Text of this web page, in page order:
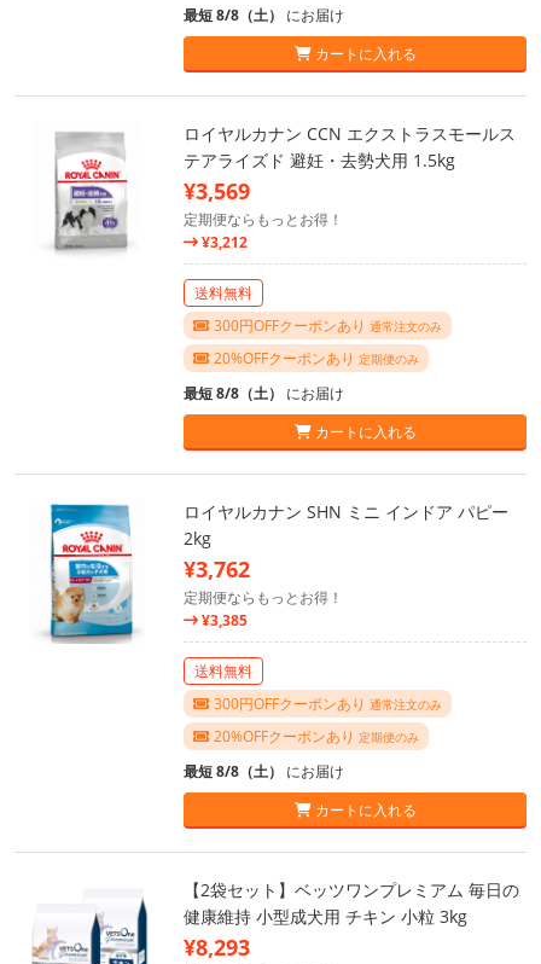
最短 8/8（土） にお届け
カートに入れる
ロイヤルカナン CCN エクストラスモールス
テアライズド 避妊・去勢犬用 1.5kg
¥3,569
定期便ならもっとお得！
¥3,212
送料無料
300円OFFクーポンあり 通常注文のみ
20%OFFクーポンあり 定期便のみ
最短 8/8（土） にお届け
カートに入れる
ロイヤルカナン SHN ミニ インドア パピー
2kg
¥3,762
定期便ならもっとお得！
¥3,385
送料無料
300円OFFクーポンあり 通常注文のみ
20%OFFクーポンあり 定期便のみ
最短 8/8（土） にお届け
カートに入れる
【2袋セット】ベッツワンプレミアム 毎日の
健康維持 小型成犬用 チキン 小粒 3kg
¥8,293